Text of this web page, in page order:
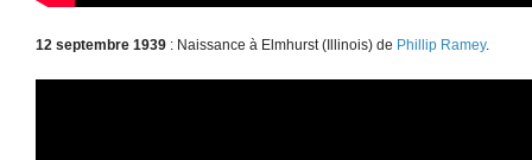
12 septembre 1939 : Naissance à Elmhurst (Illinois) de Phillip Ramey.